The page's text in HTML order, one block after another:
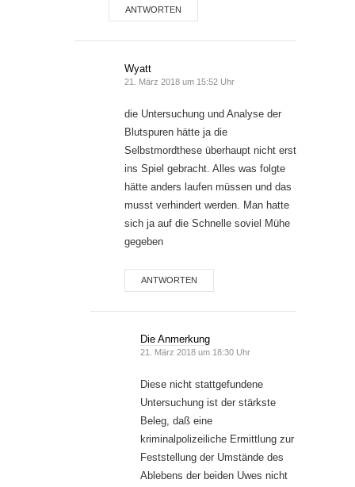
ANTWORTEN
Wyatt
21. März 2018 um 15:52 Uhr
die Untersuchung und Analyse der
Blutspuren hätte ja die
Selbstmordthese überhaupt nicht erst
ins Spiel gebracht. Alles was folgte
hätte anders laufen müssen und das
musst verhindert werden. Man hatte
sich ja auf die Schnelle soviel Mühe
gegeben
ANTWORTEN
Die Anmerkung
21. März 2018 um 18:30 Uhr
Diese nicht stattgefundene
Untersuchung ist der stärkste
Beleg, daß eine
kriminalpolizeiliche Ermittlung zur
Feststellung der Umstände des
Ablebens der beiden Uwes nicht